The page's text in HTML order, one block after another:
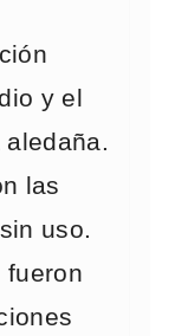
y el
las
uso.
fueron